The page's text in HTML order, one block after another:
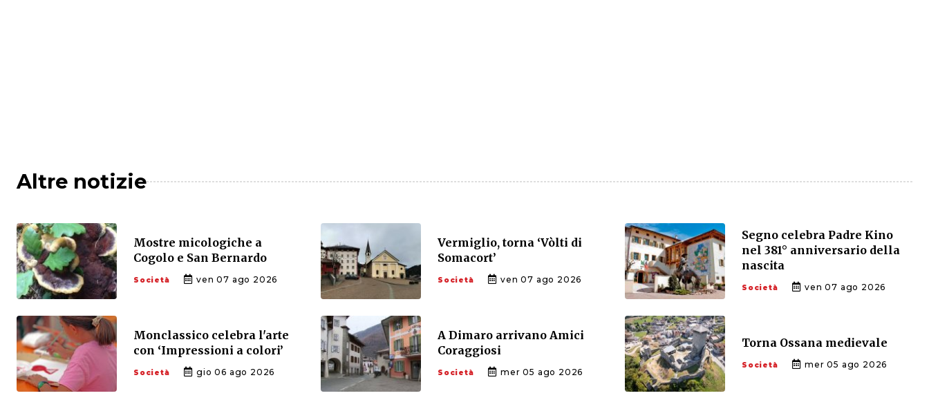
Altre notizie
Mostre micologiche a
Cogolo e San Bernardo
Società ven 07 ago 2026
Vermiglio, torna ‘Vòlti di
Somacort’
Società ven 07 ago 2026
Segno celebra Padre Kino
nel 381° anniversario della
nascita
Società ven 07 ago 2026
Monclassico celebra l'arte
con ‘Impressioni a colori’
Società gio 06 ago 2026
A Dimaro arrivano Amici
Coraggiosi
Società mer 05 ago 2026
Torna Ossana medievale
Società mer 05 ago 2026